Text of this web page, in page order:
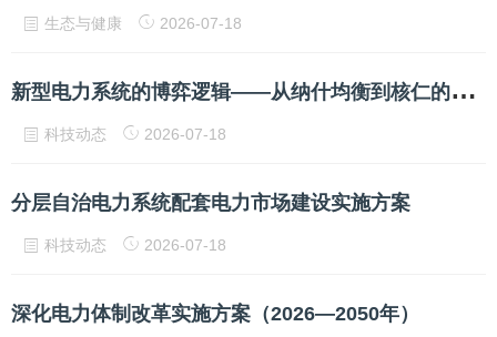
生态与健康 2026-07-18
新
型电力系统的博弈逻辑——从纳什均衡到核仁的破局之路
科技动态 2026-07-18
分层自治电力系统配套电力市场建设实施方案
科技动态 2026-07-18
深化电力体制改革实施方案（2026—2050年）